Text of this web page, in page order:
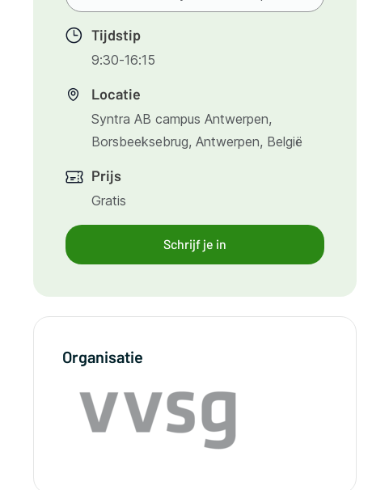
Tijdstip
9:30-16:15
Locatie
Syntra AB campus Antwerpen,
Borsbeeksebrug, Antwerpen, België
Prijs
Gratis
Schrijf je in
Organisatie